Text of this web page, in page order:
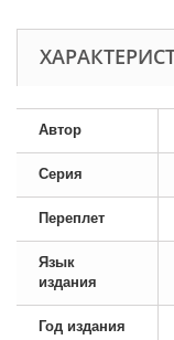
Автор
Серия
Переплет
Язык
издания
Год издания